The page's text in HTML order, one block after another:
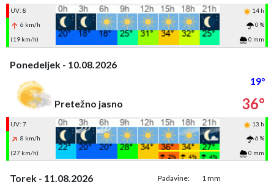
UV: 8
14 h
6 km/h
0 %
(19 km/h)
0 mm
Ponedeljek - 10.08.2026
19°
Pretežno jasno
36°
UV: 7
13 h
8 km/h
6 %
(27 km/h)
0 mm
Torek - 11.08.2026 Padavine: 1 mm